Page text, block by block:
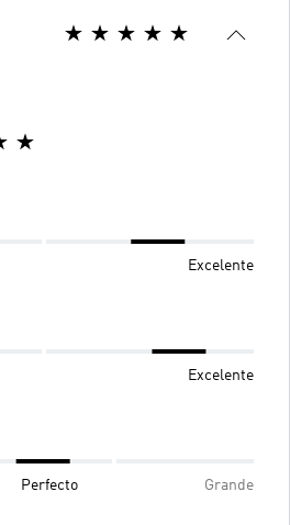
Excelente
Excelente
Perfecto Grande